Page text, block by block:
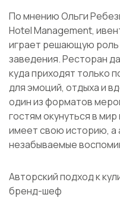
По мнению Ольги
Hotel Management,
играет решающую
заведения. Ресторан
куда приходят только
для эмоций, отдыха и
один из форматов
гостям окунуться в
имеет свою историю, а
незабываемые
Авторский подход к
бренд-шеф